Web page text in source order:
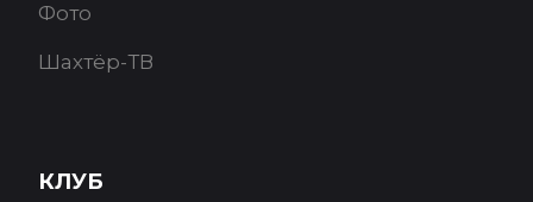
Фото
Шахтёр-ТВ
КЛУБ